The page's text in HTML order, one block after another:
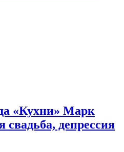
«Кухни» Марк
свадьба, депрессия